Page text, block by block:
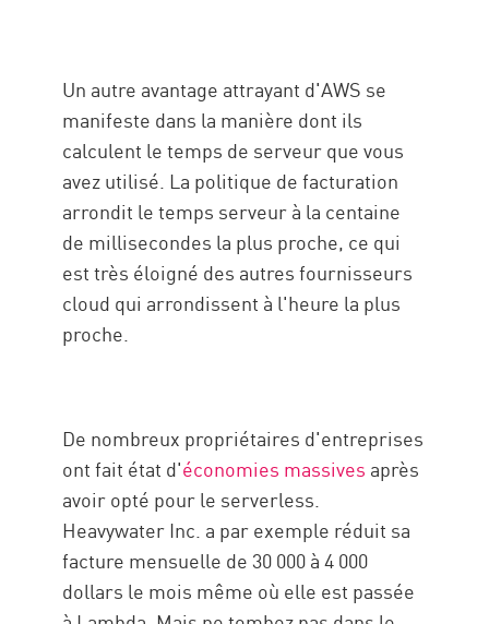
Un autre avantage attrayant d'AWS se
manifeste dans la manière dont ils
calculent le temps de serveur que vous
avez utilisé. La politique de facturation
arrondit le temps serveur à la centaine
de millisecondes la plus proche, ce qui
est très éloigné des autres fournisseurs
cloud qui arrondissent à l'heure la plus
proche.
De nombreux propriétaires d'entreprises
ont fait état d'économies massives après
avoir opté pour le serverless.
Heavywater Inc. a par exemple réduit sa
facture mensuelle de 30 000 à 4 000
dollars le mois même où elle est passée